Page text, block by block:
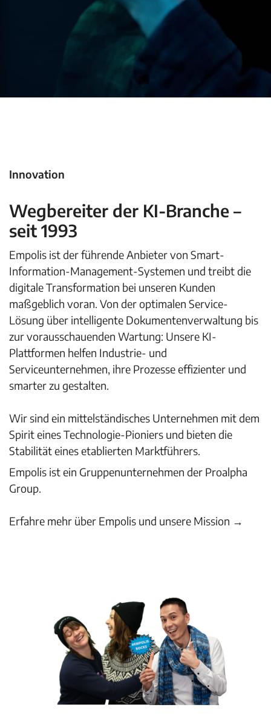
Innovation
Wegbereiter der KI-Branche –
seit 1993
Empolis ist der führende Anbieter von Smart-
Information-Management-Systemen und treibt die
digitale Transformation bei unseren Kunden
maßgeblich voran. Von der optimalen Service-
Lösung über intelligente Dokumentenverwaltung bis
zur vorausschauenden Wartung: Unsere KI-
Plattformen helfen Industrie- und
Serviceunternehmen, ihre Prozesse effizienter und
smarter zu gestalten.
Wir sind ein mittelständisches Unternehmen mit dem
Spirit eines Technologie-Pioniers und bieten die
Stabilität eines etablierten Marktführers.
Empolis ist ein Gruppenunternehmen der Proalpha
Group.
Erfahre mehr über Empolis und unsere Mission →